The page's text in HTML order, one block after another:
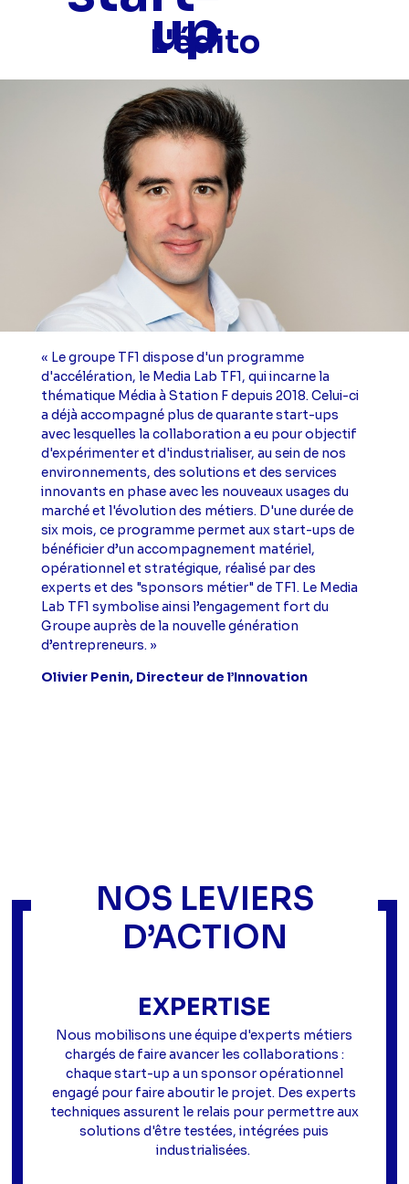
up
L'édito
« Le groupe TF1 dispose d'un programme
d'accélération, le Media Lab TF1, qui incarne la
thématique Média à Station F depuis 2018. Celui-ci
a déjà accompagné plus de quarante start-ups
avec lesquelles la collaboration a eu pour objectif
d'expérimenter et d'industrialiser, au sein de nos
environnements, des solutions et des services
innovants en phase avec les nouveaux usages du
marché et l'évolution des métiers. D'une durée de
six mois, ce programme permet aux start-ups de
bénéficier d’un accompagnement matériel,
opérationnel et stratégique, réalisé par des
experts et des "sponsors métier" de TF1. Le Media
Lab TF1 symbolise ainsi l’engagement fort du
Groupe auprès de la nouvelle génération
d’entrepreneurs. »
Olivier Penin, Directeur de l’Innovation
NOS LEVIERS
D’ACTION
EXPERTISE
Nous mobilisons une équipe d'experts métiers
chargés de faire avancer les collaborations :
chaque start-up a un sponsor opérationnel
engagé pour faire aboutir le projet. Des experts
techniques assurent le relais pour permettre aux
solutions d'être testées, intégrées puis
industrialisées.